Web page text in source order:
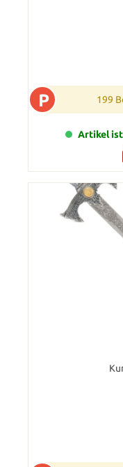
P 199
Artikel